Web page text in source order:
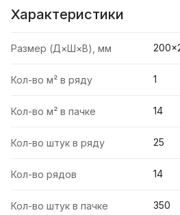
Характеристики
Размер (Д×Ш×В), мм
Кол-во м² в ряду 1
Кол-во м² в пачке 14
Кол-во штук в ряду 25
Кол-во рядов 14
Кол-во штук в пачке 350